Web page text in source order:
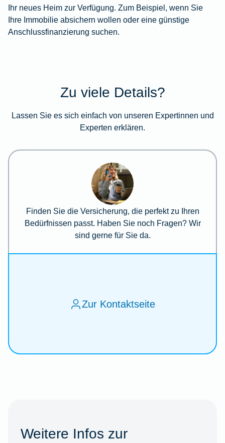
Ihr neues Heim zur Verfügung. Zum Beispiel, wenn Sie
Ihre Immobilie absichern wollen oder eine günstige
Anschlussfinanzierung suchen.
Zu viele Details?
Lassen Sie es sich einfach von unseren Expertinnen und
Experten erklären.
Finden Sie die Versicherung, die perfekt zu Ihren
Bedürfnissen passt. Haben Sie noch Fragen? Wir
sind gerne für Sie da.
Zur Kontaktseite
Weitere Infos zur